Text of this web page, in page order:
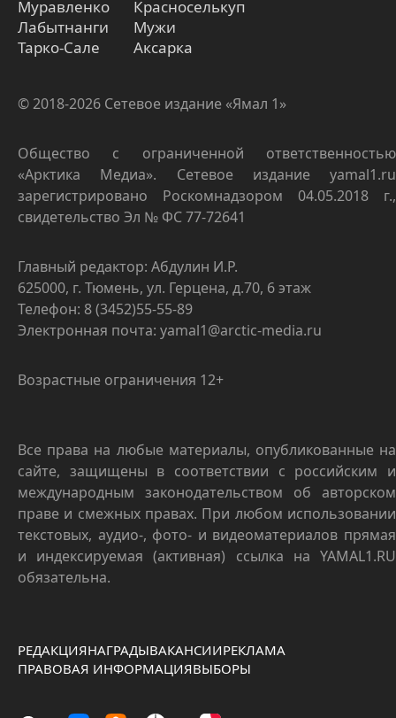
Муравленко
Лабытнанги
Тарко-Сале
Красноселькуп
Мужи
Аксарка
© 2018-2026 Сетевое издание «Ямал 1»
Общество с ограниченной ответственностью
«Арктика Медиа». Сетевое издание yamal1.ru
зарегистрировано Роскомнадзором 04.05.2018 г.,
свидетельство Эл № ФС 77-72641
Главный редактор: Абдулин И.Р.
625000, г. Тюмень, ул. Герцена, д.70, 6 этаж
Телефон: 8 (3452)55-55-89
Электронная почта: yamal1@arctic-media.ru
Возрастные ограничения 12+
Все права на любые материалы, опубликованные на
сайте, защищены в соответствии с российским и
международным законодательством об авторском
праве и смежных правах. При любом использовании
текстовых, аудио-, фото- и видеоматериалов прямая
и индексируемая (активная) ссылка на YAMAL1.RU
обязательна.
РЕДАКЦИЯНАГРАДЫВАКАНСИИРЕКЛАМА
ПРАВОВАЯ ИНФОРМАЦИЯВЫБОРЫ